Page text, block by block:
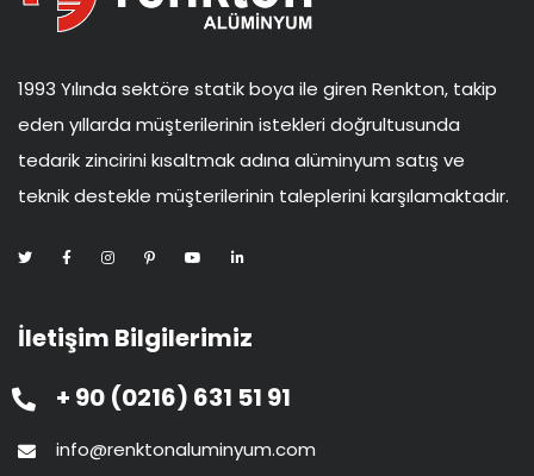
1993 Yılında sektöre statik boya ile giren Renkton, takip
eden yıllarda müşterilerinin istekleri doğrultusunda
tedarik zincirini kısaltmak adına alüminyum satış ve
teknik destekle müşterilerinin taleplerini karşılamaktadır.
İletişim Bilgilerimiz
+ 90 (0216) 631 51 91
info@renktonaluminyum.com